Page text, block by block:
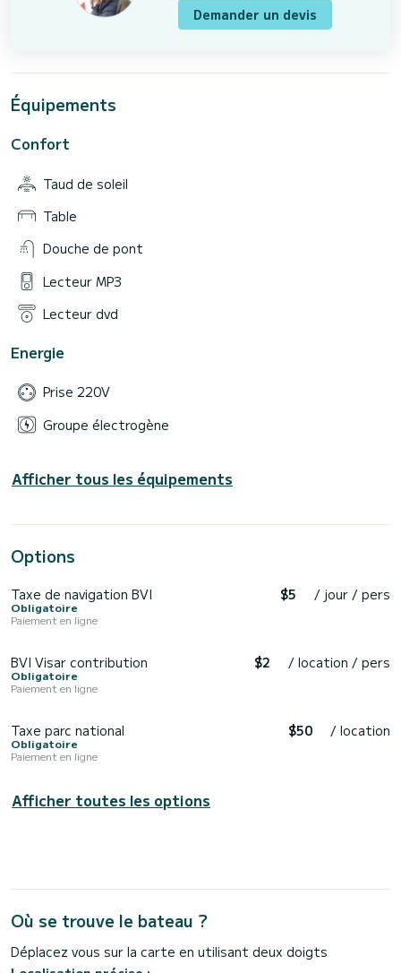
Demander un devis
Équipements
Confort
Taud de soleil
Table
Douche de pont
Lecteur MP3
Lecteur dvd
Energie
Prise 220V
Groupe électrogène
Afficher tous les équipements
Options
Taxe de navigation BVI
Obligatoire
Paiement en ligne
$5 / jour / pers
BVI Visar contribution
Obligatoire
Paiement en ligne
$2 / location / pers
Taxe parc national
Obligatoire
Paiement en ligne
$50 / location
Afficher toutes les options
Où se trouve le bateau ?
Déplacez vous sur la carte en utilisant deux doigts